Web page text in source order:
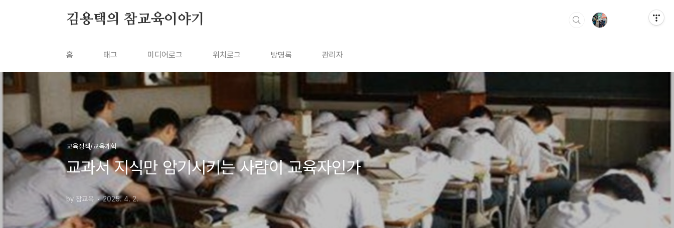
김용택의 참교육이야기
홈 태그 미디어로그 위치로그 방명록 관리자
교육정책/교육개혁
교과서 지식만 암기시키는 사람이 교육자인가
by 참교육 2025. 4. 2.